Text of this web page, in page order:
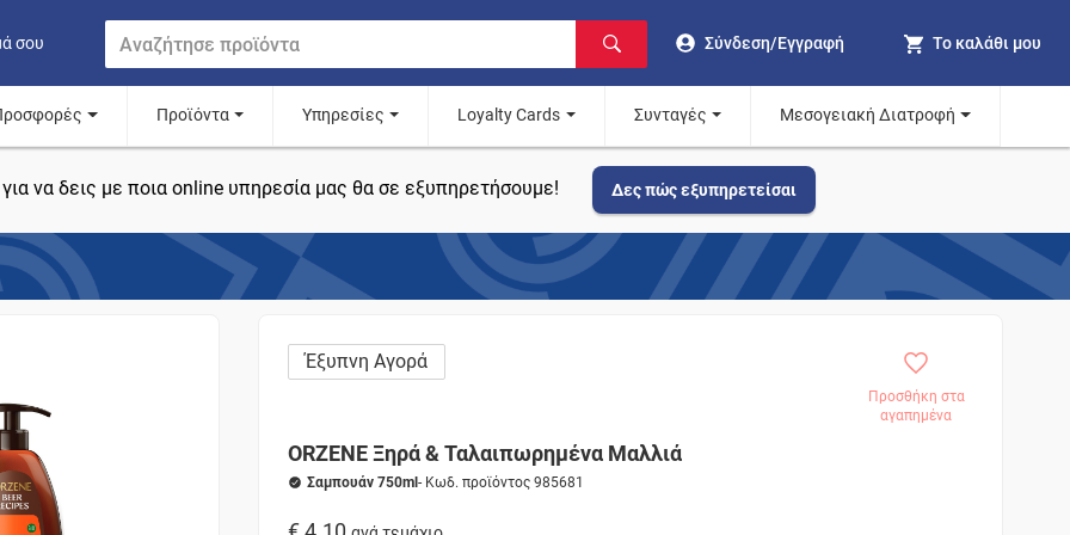
σου Σύνδεση/Εγγραφή Το καλάθι μου
Προϊόντα Υπηρεσίες Loyalty Cards Συνταγές Μεσογειακή Διατροφή
να δεις με ποια online υπηρεσία μας θα σε εξυπηρετήσουμε! Δες πώς εξυπηρετείσαι
Έξυπνη Αγορά
Προσθήκη στα
αγαπημένα
ORZENE Ξηρά & Ταλαιπωρημένα Μαλλιά
Σαμπουάν 750ml - Κωδ. προϊόντος 985681